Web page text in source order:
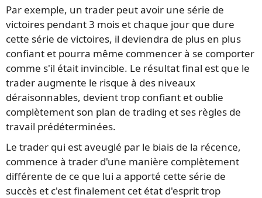
Par exemple, un trader peut avoir une série de
victoires pendant 3 mois et chaque jour que dure
cette série de victoires, il deviendra de plus en plus
confiant et pourra même commencer à se comporter
comme s'il était invincible. Le résultat final est que le
trader augmente le risque à des niveaux
déraisonnables, devient trop confiant et oublie
complètement son plan de trading et ses règles de
travail prédéterminées.
Le trader qui est aveuglé par le biais de la récence,
commence à trader d'une manière complètement
différente de ce que lui a apporté cette série de
succès et c'est finalement cet état d'esprit trop